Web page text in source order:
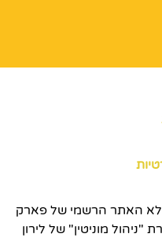
האתר הרשמי של פארק
מוניטין" של לירון